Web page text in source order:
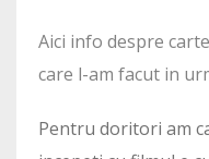
Aici info despre
care l-am facut in
Pentru doritori am